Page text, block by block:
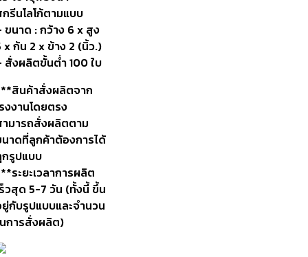
รีนโลโก้ตามแบบ
ขนาด : กว้าง 6 x สูง
x ก้น 2 x ข้าง 2 (นิ้ว.)
สั่งผลิตขั้นต่ำ 100 ใบ
สินค้าสั่งผลิตจาก
งงานโดยตรง
มารถสั่งผลิตตาม
าดที่ลูกค้าต้องการได้
รูปแบบ
ระยะเวลาการผลิต
วสุด 5-7 วัน (ทั้งนี้ ขึ้น
กับรูปแบบและจำนวน
การสั่งผลิต)